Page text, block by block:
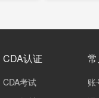
CDA认证
CDA考试
账